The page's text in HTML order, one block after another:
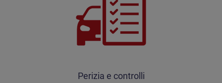
Perizia e controlli